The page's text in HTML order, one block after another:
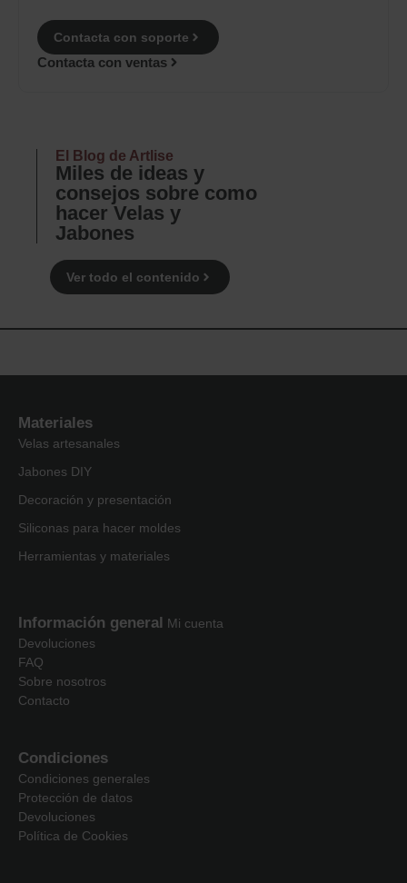
Contacta con soporte
Contacta con ventas
El Blog de Artlise
Miles de ideas y
consejos sobre como
hacer Velas y
Jabones
Ver todo el contenido
Materiales
Velas artesanales
Jabones DIY
Decoración y presentación
Siliconas para hacer moldes
Herramientas y materiales
Información general Mi cuenta
Devoluciones
FAQ
Sobre nosotros
Contacto
Condiciones
Condiciones generales
Protección de datos
Devoluciones
Política de Cookies